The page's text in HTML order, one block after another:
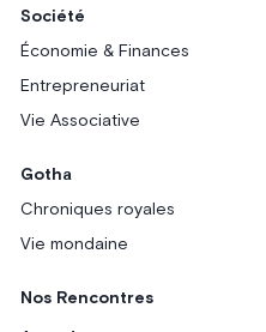
Société
Économie & Finances
Entrepreneuriat
Vie Associative
Gotha
Chroniques royales
Vie mondaine
Nos Rencontres